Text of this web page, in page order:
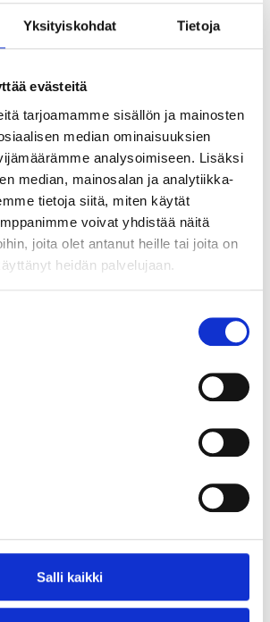
Yksityiskohdat Tietoja
evästeitä
tarjoamamme sisällön ja mainosten
median ominaisuuksien
analysoimiseen. Lisäksi
median, mainosalan ja analytiikka-
tietoja siitä, miten käytät
voivat yhdistää näitä
joita olet antanut heille tai joita on
heidän palvelujaan.
Salli kaikki
joka tilasi kuidun
Lindholmin poika Robert tulee
itsenäistä Suomea vanhempi ja siten
vanhimmista kuituasiakkaista.
tv-palveluumme
lisätäänSUB HD
korttia. Samalla myösMTV3 HD